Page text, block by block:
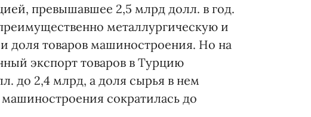
превышавшее 2,5 млрд долл. в год.
металлургическую и
доля товаров машиностроения. Но на
экспорт товаров в Турцию
до 2,4 млрд, а доля сырья в нем
сократилась до